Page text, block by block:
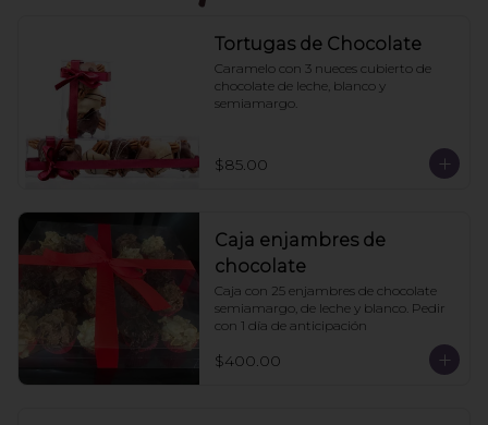
Tortugas de Chocolate
Caramelo con 3 nueces cubierto de
chocolate de leche, blanco y
semiamargo.
$85.00
Caja enjambres de
chocolate
Caja con 25 enjambres de chocolate
semiamargo, de leche y blanco. Pedir
con 1 día de anticipación
$400.00